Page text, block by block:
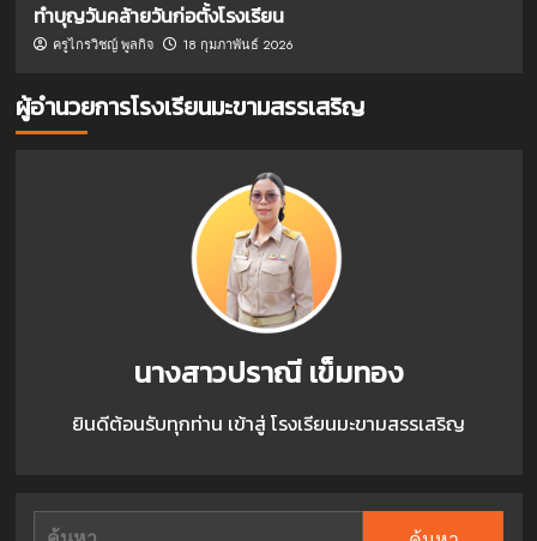
ทำบุญวันคล้ายวันก่อตั้งโรงเรียน
ครูไกรวิชญ์ พูลกิจ 18 กุมภาพันธ์ 2026
ผู้อำนวยการโรงเรียนมะขามสรรเสริญ
นางสาวปราณี เข็มทอง
ยินดีต้อนรับทุกท่าน เข้าสู่ โรงเรียนมะขามสรรเสริญ
ค้นหา